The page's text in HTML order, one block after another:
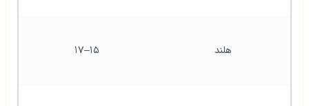
هلند ۱۵–۱۷